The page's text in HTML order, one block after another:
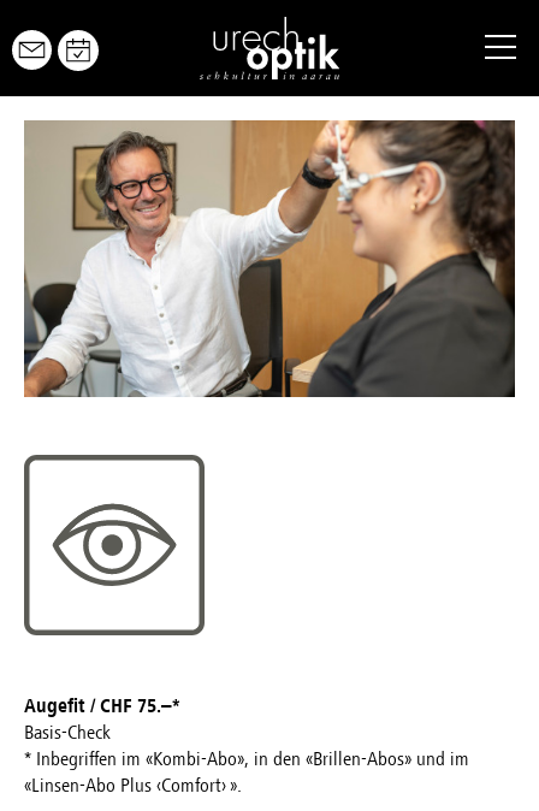
BRILLEN
YOURECH
URECH YOUNG
KONTAKTLINSEN
KURZSICHTIGKEIT STOPPEN
TROCKENE UND GEREIZTE AUGEN
Augefit / CHF 75.–*
Basis-Check
* Inbegriffen im «Kombi-Abo», in den «Brillen-Abos» und im
«Linsen-Abo Plus ‹Comfort› ».